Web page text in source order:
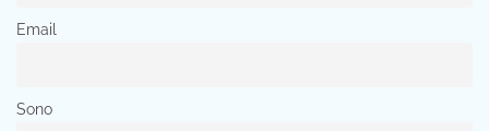
Email
Sono